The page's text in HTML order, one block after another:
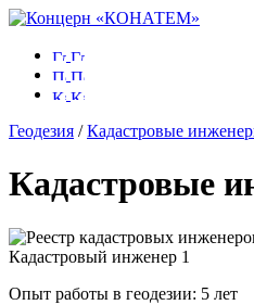
Геодезия /Кадастровые
Кадастровые
Кадастровый инженер 1
Опыт работы в геодезии: 5 лет